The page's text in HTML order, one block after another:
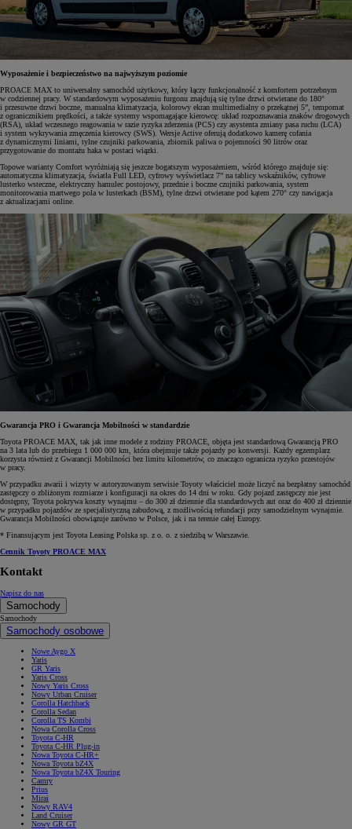
Wyposażenie i bezpieczeństwo na najwyższym poziomie
PROACE MAX to uniwersalny samochód użytkowy, który łączy funkcjonalność z komfortem potrzebnym
w codziennej pracy. W standardowym wyposażeniu furgonu znajdują się tylne drzwi otwierane do 180°
i przesuwne drzwi boczne, manualna klimatyzacja, kolorowy ekran multimedialny o przekątnej 5”, tempomat
z ogranicznikiem prędkości, a także systemy wspomagające kierowcę: układ rozpoznawania znaków drogowych
(RSA), układ wczesnego reagowania w razie ryzyka zderzenia (PCS) czy asystenta zmiany pasa ruchu (LCA)
i system wykrywania zmęczenia kierowcy (SWS). Wersje Active oferują dodatkowo kamerę cofania
z dynamicznymi liniami, tylne czujniki parkowania, zbiornik paliwa o pojemności 90 litrów oraz
przygotowanie do montażu haka w postaci wiązki.
Topowe warianty Comfort wyróżniają się jeszcze bogatszym wyposażeniem, wśród którego znajduje się:
automatyczna klimatyzacja, światła Full LED, cyfrowy wyświetlacz 7” na tablicy wskaźników, cyfrowe
lusterko wsteczne, elektryczny hamulec postojowy, przednie i boczne czujniki parkowania, system
monitorowania martwego pola w lusterkach (BSM), tylne drzwi otwierane pod kątem 270° czy nawigacja
z aktualizacjami online.
Gwarancja PRO i Gwarancja Mobilności w standardzie
Toyota PROACE MAX, tak jak inne modele z rodziny PROACE, objęta jest standardową Gwarancją PRO
na 3 lata lub do przebiegu 1 000 000 km, która obejmuje także pojazdy po konwersji. Każdy egzemplarz
korzysta również z Gwarancji Mobilności bez limitu kilometrów, co znacząco ogranicza ryzyko przestojów
w pracy.
W przypadku awarii i wizyty w autoryzowanym serwisie Toyoty właściciel może liczyć na bezpłatny samochód
zastępczy o zbliżonym rozmiarze i konfiguracji na okres do 14 dni w roku. Gdy pojazd zastępczy nie jest
dostępny, Toyota pokrywa koszty wynajmu – do 300 zł dziennie dla standardowych aut oraz do 400 zł dziennie
w przypadku pojazdów ze specjalistyczną zabudową, z możliwością refundacji przy samodzielnym wynajmie.
Gwarancja Mobilności obowiązuje zarówno w Polsce, jak i na terenie całej Europy.
* Finansującym jest Toyota Leasing Polska sp. z o. o. z siedzibą w Warszawie.
Cennik Toyoty PROACE MAX
Kontakt
Napisz do nas
Samochody
Samochody
Samochody osobowe
Nowe Aygo X
Yaris
GR Yaris
Yaris Cross
Nowy Yaris Cross
Nowy Urban Cruiser
Corolla Hatchback
Corolla Sedan
Corolla TS Kombi
Nowa Corolla Cross
Toyota C-HR
Toyota C-HR Plug-in
Nowa Toyota C-HR+
Nowa Toyota bZ4X
Nowa Toyota bZ4X Touring
Camry
Prius
Mirai
Nowy RAV4
Land Cruiser
Nowy GR GT